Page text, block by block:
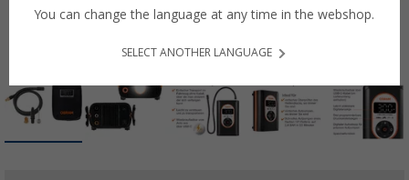
You can change the language at any time in the webshop.
SELECT ANOTHER LANGUAGE